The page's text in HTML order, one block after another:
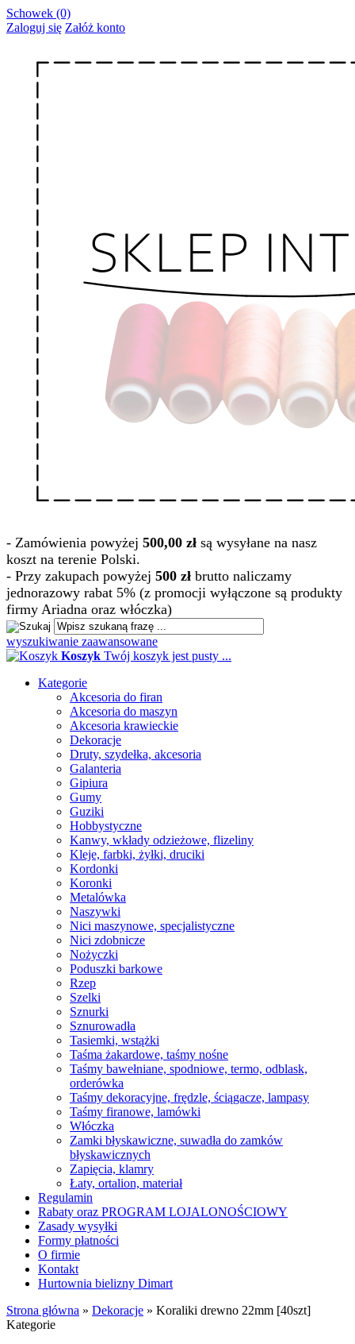
Schowek (0)
Zaloguj się Załóż konto
- Zamówienia powyżej 500,00 zł są wysyłane na nasz
koszt na terenie Polski.
- Przy zakupach powyżej 500 zł brutto naliczamy
jednorazowy rabat 5% (z promocji wyłączone są produkty
firmy Ariadna oraz włóczka)
wyszukiwanie zaawansowane
Koszyk Twój koszyk jest pusty ...
Kategorie
Akcesoria do firan
Akcesoria do maszyn
Akcesoria krawieckie
Dekoracje
Druty, szydełka, akcesoria
Galanteria
Gipiura
Gumy
Guziki
Hobbystyczne
Kanwy, wkłady odzieżowe, flizeliny
Kleje, farbki, żyłki, druciki
Kordonki
Koronki
Metalówka
Naszywki
Nici maszynowe, specjalistyczne
Nici zdobnicze
Nożyczki
Poduszki barkowe
Rzep
Szelki
Sznurki
Sznurowadła
Tasiemki, wstążki
Taśma żakardowe, taśmy nośne
Taśmy bawełniane, spodniowe, termo, odblask,
orderówka
Taśmy dekoracyjne, frędzle, ściągacze, lampasy
Taśmy firanowe, lamówki
Włóczka
Zamki błyskawiczne, suwadła do zamków
błyskawicznych
Zapięcia, klamry
Łaty, ortalion, materiał
Regulamin
Rabaty oraz PROGRAM LOJALONOŚCIOWY
Zasady wysyłki
Formy płatności
O firmie
Kontakt
Hurtownia bielizny Dimart
Strona główna » Dekoracje » Koraliki drewno 22mm [40szt]
Kategorie